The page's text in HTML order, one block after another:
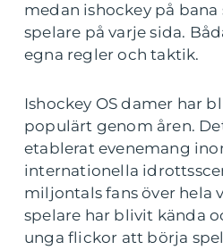
medan ishockey på
spelare på varje sida.
egna regler och taktik.
Ishockey OS damer har
populärt genom åren.
etablerat evenemang
internationella
miljontals fans över hela
spelare har blivit kända
unga flickor att börja